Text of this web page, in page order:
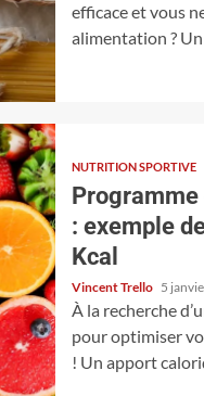
efficace et vous
alimentation ?
NUTRITION SPORTIVE
: exemple
Kcal
Vincent Trello 5
À la recherche
pour optimiser
! Un apport